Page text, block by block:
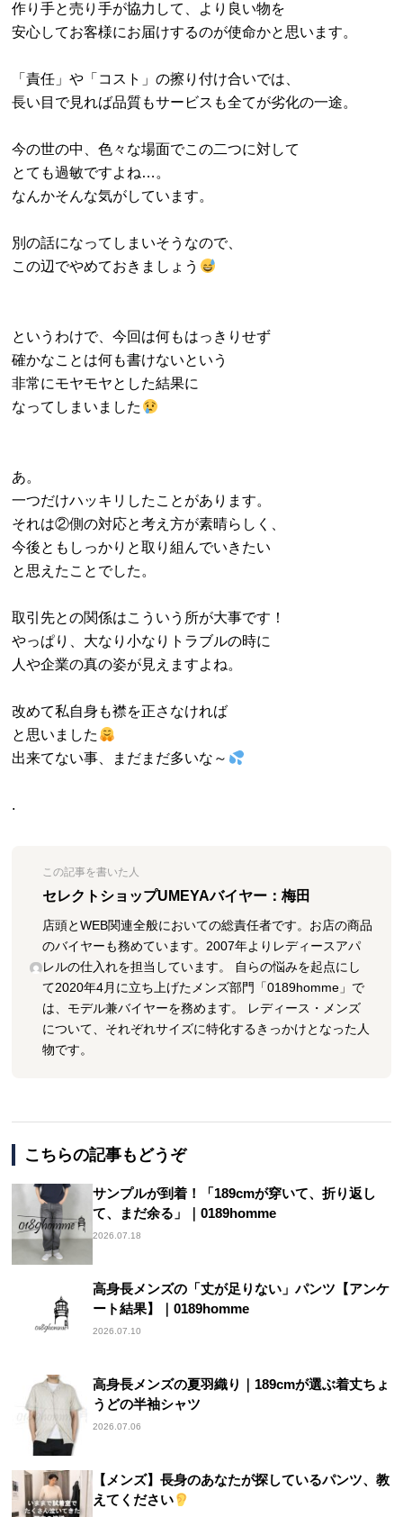
作り手と売り手が協力して、より良い物を
安心してお客様にお届けするのが使命かと思います。
「責任」や「コスト」の擦り付け合いでは、
長い目で見れば品質もサービスも全てが劣化の一途。
今の世の中、色々な場面でこの二つに対して
とても過敏ですよね…。
なんかそんな気がしています。
別の話になってしまいそうなので、
この辺でやめておきましょう
というわけで、今回は何もはっきりせず
確かなことは何も書けないという
非常にモヤモヤとした結果に
なってしまいました
あ。
一つだけハッキリしたことがあります。
それは②側の対応と考え方が素晴らしく、
今後ともしっかりと取り組んでいきたい
と思えたことでした。
取引先との関係はこういう所が大事です！
やっぱり、大なり小なりトラブルの時に
人や企業の真の姿が見えますよね。
改めて私自身も襟を正さなければ
と思いました
出来てない事、まだまだ多いな～
.
この記事を書いた人
セレクトショップUMEYAバイヤー：梅田
店頭とWEB関連全般においての総責任者です。お店の商品
のバイヤーも務めています。2007年よりレディースアパ
レルの仕入れを担当しています。 自らの悩みを起点にし
て2020年4月に立ち上げたメンズ部門「0189homme」で
は、モデル兼バイヤーを務めます。 レディース・メンズ
について、それぞれサイズに特化するきっかけとなった人
物です。
こちらの記事もどうぞ
サンプルが到着！「189cmが穿いて、折り返し
て、まだ余る」｜0189homme
2026.07.18
高身長メンズの「丈が足りない」パンツ【アンケ
ート結果】｜0189homme
2026.07.10
高身長メンズの夏羽織り｜189cmが選ぶ着丈ちょ
うどの半袖シャツ
2026.07.06
【メンズ】長身のあなたが探しているパンツ、教
えてください